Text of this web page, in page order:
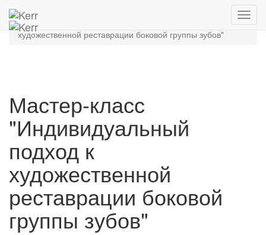
Главная
Мастер-класс "Индивидуальный подход к
художественной реставрации боковой группы зубов"
Мастер-класс
"Индивидуальный
подход к
художественной
реставрации боковой
группы зубов"